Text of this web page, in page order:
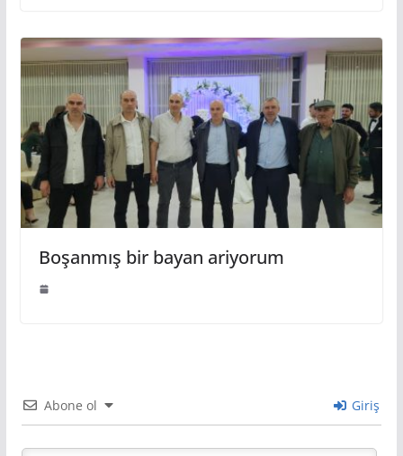
Boşanmış bir bayan ariyorum
Abone ol Giriş